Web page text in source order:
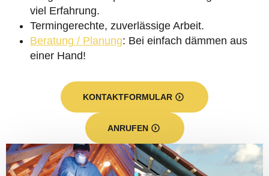
viel Erfahrung.
Termingerechte, zuverlässige Arbeit.
Beratung / Planung: Bei einfach dämmen aus
einer Hand!
KONTAKTFORMULAR
ANRUFEN